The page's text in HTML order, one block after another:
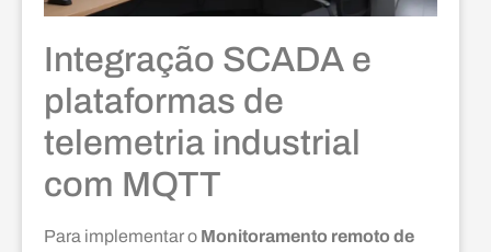
Integração SCADA e
plataformas de
telemetria industrial
com MQTT
Para implementar o Monitoramento remoto de